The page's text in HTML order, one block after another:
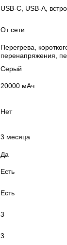
USB-C, USB-A,
От сети
Перегрева,
перенапряжения,
Серый
20000 мАч
Нет
3 месяца
Да
Есть
Есть
3
3